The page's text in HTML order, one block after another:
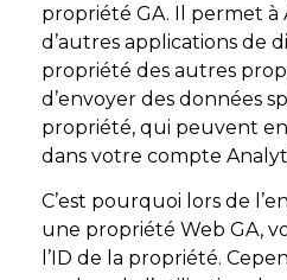
propriété GA. Il permet à
d’autres applications de
propriété des autres
d’envoyer des données
propriété, qui peuvent
dans votre compte
C’est pourquoi lors de
une propriété Web GA,
l’ID de la propriété.